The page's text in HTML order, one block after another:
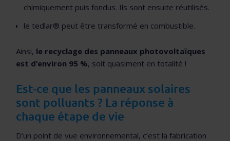
chimiquement puis fondus. Ils sont ensuite réutilisés.
le tedlar® peut être transformé en combustible.
Ainsi, le recyclage des panneaux photovoltaïques
est d’environ 95 %, soit quasiment en totalité !
Est-ce que les panneaux solaires
sont polluants ? La réponse à
chaque étape de vie
D’un point de vue environnemental, c’est la fabrication